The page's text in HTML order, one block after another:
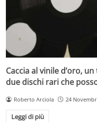
Caccia al vinile d’oro,
due dischi rari che
Roberto Arciola 24
Leggi di più